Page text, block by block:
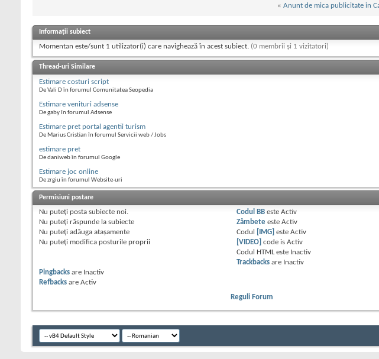
« Anunt de mica publicitate in
Informații subiect
Momentan este/sunt 1 utilizator(i) care navighează în acest subiect. (0 membrii și 1 vizitatori)
Thread-uri Similare
Estimare costuri script
De Vali D în forumul Comunitatea Seopedia
Estimare venituri adsense
De gaby în forumul Adsense
Estimare pret portal agentii turism
De Marius Cristian în forumul Servicii web / Jobs
estimare pret
De daniweb în forumul Google
Estimare joc online
De zrgiu în forumul Website-uri
Permisiuni postare
Nu puteţi posta subiecte noi.
Nu puteţi răspunde la subiecte
Nu puteţi adăuga ataşamente
Nu puteţi modifica posturile proprii
Codul BB esteActiv
Zâmbete esteActiv
Codul
[IMG] esteActiv
[VIDEO] code isActiv
Codul HTML este Inactiv
Trackbacks are Inactiv
Pingbacks are Inactiv
Refbacks are Activ
Reguli Forum